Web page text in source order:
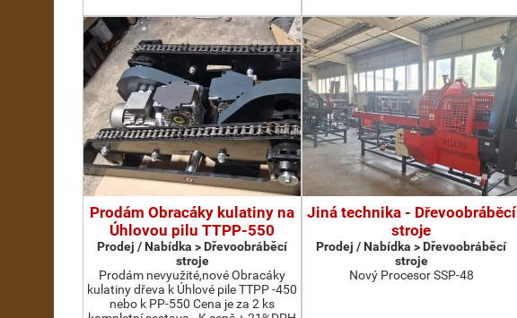
Prodám Obracáky kulatiny na
Úhlovou pilu TTPP-550
Prodej / Nabídka > Dřevoobráběcí
stroje
Prodám nevyužité,nové Obracáky
kulatiny dřeva k Úhlové pile TTPP -450
nebo k PP-550 Cena je za 2 ks
Jiná technika - Dřevoobráběcí
stroje
Prodej / Nabídka > Dřevoobráběcí
stroje
Nový Procesor SSP-48